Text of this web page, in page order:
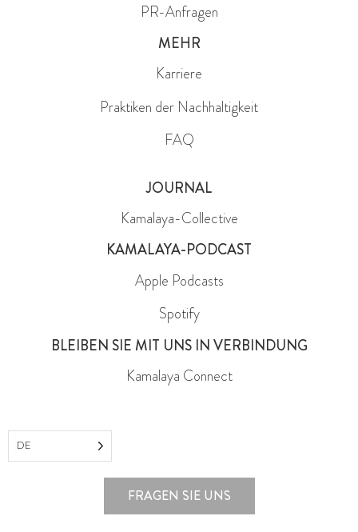
PR-Anfragen
MEHR
Karriere
Praktiken der Nachhaltigkeit
FAQ
JOURNAL
Kamalaya-Collective
KAMALAYA-PODCAST
Apple Podcasts
Spotify
BLEIBEN SIE MIT UNS IN VERBINDUNG
Kamalaya Connect
DE
FRAGEN SIE UNS